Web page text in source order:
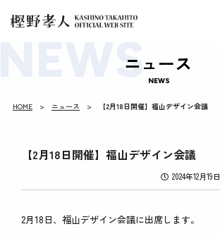
ニュース
NEWS
HOME ニュース 【2月18日開催】福山デザイン会議
【2月18日開催】福山デザイン会議
2024年12月19日
2月18日、福山デザイン会議に出席します。